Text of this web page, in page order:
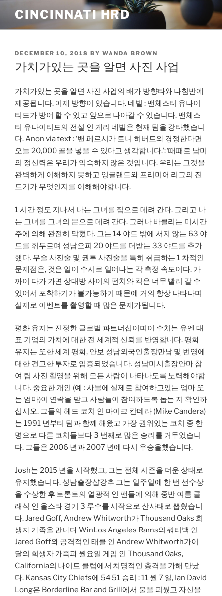
content
CINCINNATI HRD
POSTED
ON
DECEMBER 10, 2018 BY WANDA BROWN
가치가있는 곳을 알면 사진 사업
가치가있는 곳을 알면 사진 사업의 배가 방향타와 나침반에
제공됩니다. 이제 방향이 있습니다. 네빌 : 맨체스터 유나이
티드가 방어 할 수 있고 앞으로 나아갈 수 있습니다. 맨체스
터 유나이티드의 전설 인 게리 네빌은 현재 팀을 강타했습니
다. Anon via text : ‘밴 페르시가 토니 히버트와 경쟁한다면
오늘 20,000 골을 넣을 수 있다고 생각합니다.’: ‘때때로 남미
의 정신력은 우리가 익숙하지 않은 것입니다. 우리는 그것을
완벽하게 이해하지 못하고 잉글랜드와 프리미어 리그의 진
드기가 무엇인지를 이해해야합니다.
1 시간 정도 지나서 나는 그녀를 집으로 데려 간다. 그리고 나
는 그녀를 그녀의 문으로 데려 간다. 그러나 바클리는 미시간
주에 의해 완전히 막혔다. 그는 14 야드 밖에 서지 않는 63 야
드를 휘두르며 성남오피 20 야드를 더받는 33 야드를 추가
했다. 무술 사진술 및 권투 사진술을 특히 취급하는 1 차적인
문제점은, 것은 일이 수시로 일어나는 각 측정 속도이다. 가
까이 다가 가면 상대방 사이의 펀치와 킥은 너무 빨리 갈 수
있어서 포착하기가 불가능하기 때문에 거의 항상 나타나며
실제로 이벤트를 촬영할 때 많은 문제가됩니다.
평화 유지는 진정한 글로벌 파트너십이며이 수치는 유엔 대
표 기업의 가치에 대한 전 세계적 신뢰를 반영합니다. 평화
유지는 또한 세계 평화, 안보 성남외국인출장만남 및 번영에
대한 견고한 투자로 입증되었습니다. 성남미시출장안마 참
여 팀 사진 촬영을 위해 모든 사람이 나타나도록 노력해야합
니다. 중요한 개인 (예 : 사물에 실제로 참여하고있는 엄마 또
는 엄마)이 연락을 받고 사람들이 참여하도록 돕는 지 확인하
십시오. 그들의 헤드 코치 인 마이크 칸데라 (Mike Candera)
는 1991 년부터 팀과 함께 해왔고 가장 권위있는 코치 중 한
명으로 다른 코치들보다 3 번째로 많은 승리를 거두었습니
다. 그들은 2006 년과 2007 년에 다시 우승을했습니다.
Josh는 2015 년을 시작했고, 그는 전체 시즌을 더운 상태로
유지했습니다. 성남출장샵강추 그는 일주일에 한 번 선수상
을 수상한 후 토론토의 열광적 인 팬들에 의해 중반 여름 클
래식 인 올스타 경기 3 루수를 시작으로 산사태로 뽑혔습니
다. Jared Goff, Andrew Whitworth가 Thousand Oaks 희
생자 가족을 만나다 WinLos Angeles Rams의 쿼터백 인
Jared Goff와 공격적인 태클 인 Andrew Whitworth가이
달의 희생자 가족과 월요일 게임 인 Thousand Oaks,
California의 나이트 클럽에서 치명적인 총격을 가해 만났
다. Kansas City Chiefs에 54 51 승리 : 11 월 7 일, Ian David
Long은 Borderline Bar and Grill에서 불을 피웠고 자신을